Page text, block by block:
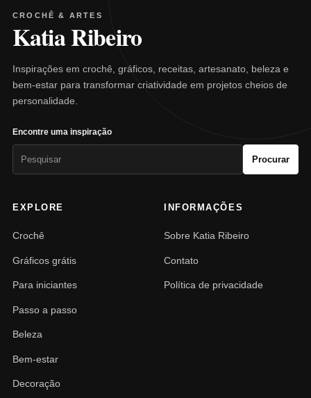
CROCHÊ & ARTES
Katia Ribeiro
Inspirações em crochê, gráficos, receitas, artesanato, beleza e
bem-estar para transformar criatividade em projetos cheios de
personalidade.
Encontre uma inspiração
Procurar
EXPLORE
Crochê
Gráficos grátis
Para iniciantes
Passo a passo
Beleza
Bem-estar
Decoração
INFORMAÇÕES
Sobre Katia Ribeiro
Contato
Política de privacidade